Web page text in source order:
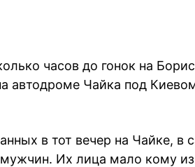
часов до гонок на
автодроме Чайка под
в тот вечер на Чайке, в
мужчин. Их лица мало кому